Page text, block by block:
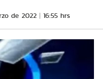
de 2022 16:55 hrs